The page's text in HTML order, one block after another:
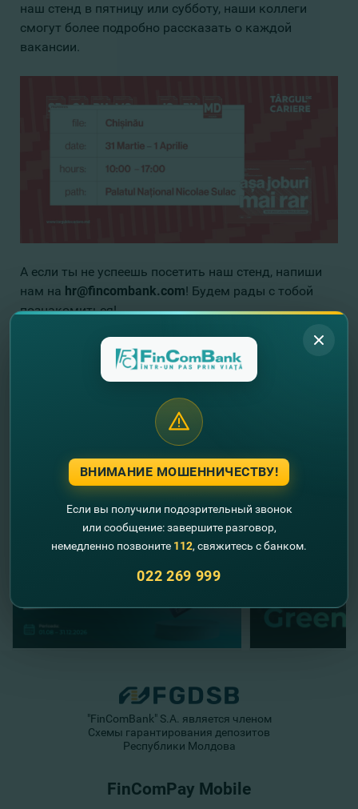
наш стенд в пятницу или субботу, наши коллеги
смогут более подробно рассказать о каждой
вакансии.
А если ты не успеешь посетить наш стенд, напиши
нам на hr@fincombank.com! Будем рады с тобой
познакомиться!
Отметь встречу с FinComBank в своем календаре!
Будем тебя ждать!
Другие новости
"FinComBank" S.A. является членом
Схемы гарантирования депозитов
Республики Молдова
FinComPay Mobile
ВНИМАНИЕ МОШЕННИЧЕСТВУ!
Если вы получили подозрительный звонок
или сообщение: завершите разговор,
немедленно позвоните 112, свяжитесь с банком.
022 269 999